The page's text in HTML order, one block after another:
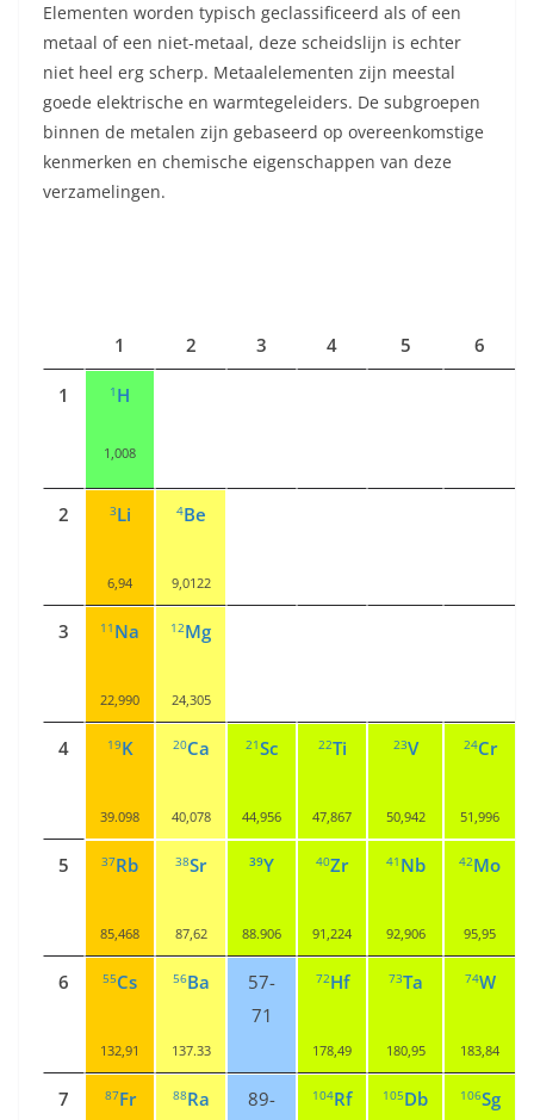
Elementen worden typisch geclassificeerd als of een
metaal of een niet-metaal, deze scheidslijn is echter
niet heel erg scherp. Metaalelementen zijn meestal
goede elektrische en warmtegeleiders. De subgroepen
binnen de metalen zijn gebaseerd op overeenkomstige
kenmerken en chemische eigenschappen van deze
verzamelingen.
1 2 3 4 5 6
1 1 H
1,008
2 3Li
6,94
4Be
9,0122
3 11 Na
22,990
12Mg
24,305
4 19K
39.098
20Ca
40,078
21Sc
44,956
22Ti
47,867
23V
50,942
24Cr
51,996
5 37Rb
85,468
38Sr
87,62
39Y
88.906
40Zr
91,224
41 Nb
92,906
42Mo
95,95
6 55Cs
132,91
56Ba
137.33
57-
71
72Hf
178,49
73Ta
180,95
74W
183,84
7 87Fr 88Ra 89- 104Rf 105Db 106Sg